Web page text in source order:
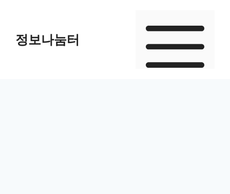
content정보나눔터